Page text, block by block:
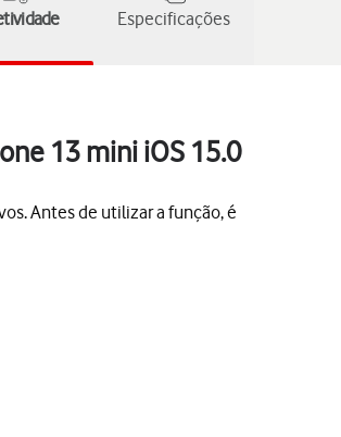
Especificações
13 mini iOS 15.0
Antes de utilizar a função, é